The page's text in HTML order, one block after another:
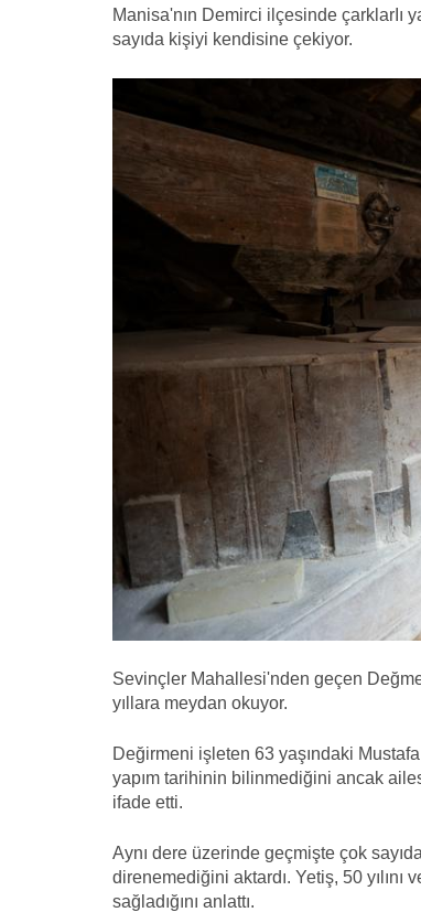
Manisa'nın Demirci ilçesinde çarklarIı
sayıda kişiyi kendisine çekiyor.
Sevinçler Mahallesi'nden geçen
yıllara meydan okuyor.
Değirmeni işleten 63 yaşındaki
yapım tarihinin bilinmediğini ancak
ifade etti.
Aynı dere üzerinde geçmişte çok
direnemediğini aktardı. Yetiş, 50
sağladığını anlattı.